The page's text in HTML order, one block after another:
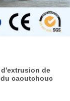
d'extrusion de
caoutchouc